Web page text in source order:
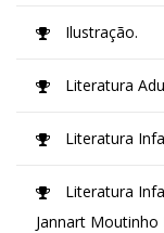
Ilustração.
Literatura
Literatura
Literatura
Jannart Moutinho